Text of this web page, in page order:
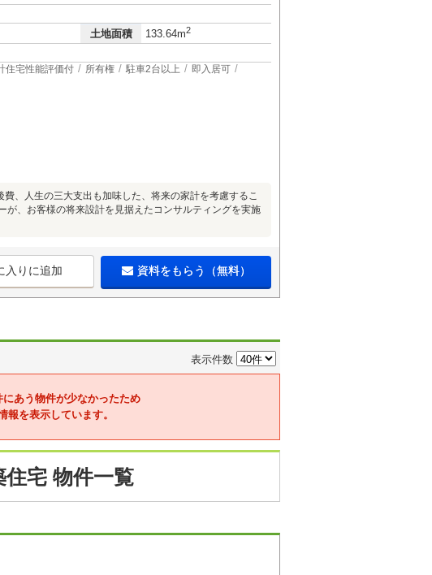
土地面積 133.64m2
住宅性能評価付 所有権 駐車2台以上 即入居可
、人生の三大支出も加味した、将来の家計を考慮するこ
が、お客様の将来設計を見据えたコンサルティングを実施
入りに追加 資料をもらう（無料）
表示件数
あう物件が少なかったため
報を表示しています。
宅 物件一覧